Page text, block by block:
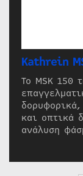
Kathrein
Το MSK 150
και οπτικά
ανάλυση